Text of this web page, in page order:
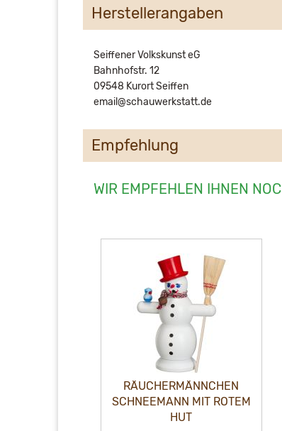
Herstellerangaben
Seiffener Volkskunst eG
Bahnhofstr. 12
09548 Kurort Seiffen
email@schauwerkstatt.de
Empfehlung
WIR EMPFEHLEN IHNEN
RÄUCHERMÄNNCHEN
SCHNEEMANN MIT ROTEM
HUT